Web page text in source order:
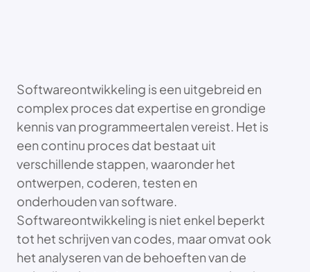
Softwareontwikkeling is een uitgebreid en
complex proces dat expertise en grondige
kennis van programmeertalen vereist. Het is
een continu proces dat bestaat uit
verschillende stappen, waaronder het
ontwerpen, coderen, testen en
onderhouden van software.
Softwareontwikkeling is niet enkel beperkt
tot het schrijven van codes, maar omvat ook
het analyseren van de behoeften van de